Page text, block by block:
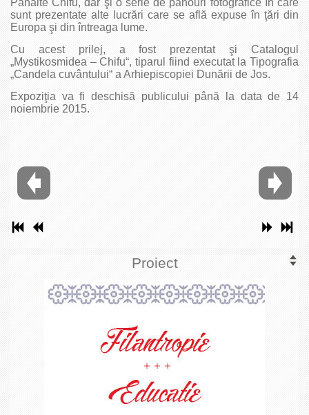
Panaite Chifu, dar şi o serie de panouri fotografice în care
sunt prezentate alte lucrări care se află expuse în ţări din
Europa şi din întreaga lume.
Cu acest prilej, a fost prezentat şi Catalogul
„Mystikosmidea – Chifu“, tiparul fiind executat la Tipografia
„Candela cuvântului“ a Arhiepiscopiei Dunării de Jos.
Expoziţia va fi deschisă publicului până la data de 14
noiembrie 2015.
Proiect